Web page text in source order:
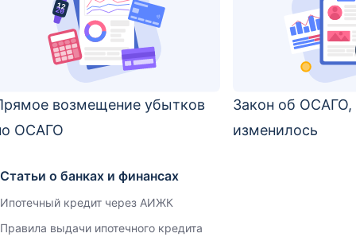
возмещение убытков
ОСАГО
Закон об ОСАГО,
изменилось
Статьи о банках и финансах
Ипотечный кредит через АИЖК
Правила выдачи ипотечного кредита